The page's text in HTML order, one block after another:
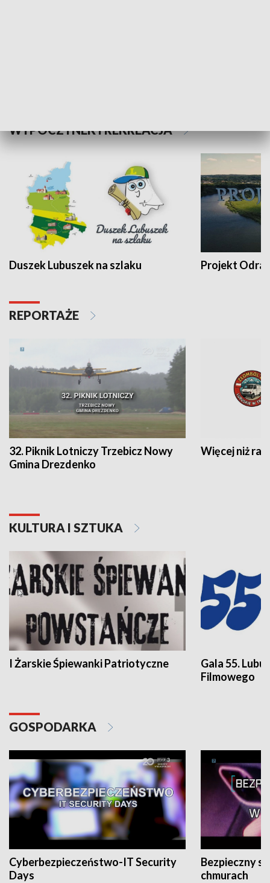
WYPOCZYNEK I REKREACJA
Duszek Lubuszek na szlaku Projekt Odra
REPORTAŻE
32. Piknik Lotniczy Trzebicz Nowy
Gmina Drezdenko
Więcej niż rajd
KULTURA I SZTUKA
I Żarskie Śpiewanki Patriotyczne
Gala 55.
Filmowego
GOSPODARKA
Cyberbezpieczeństwo-IT Security
Days
Bezpieczny
chmurach